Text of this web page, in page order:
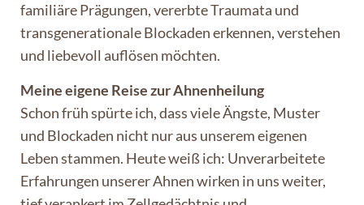
familiäre Prägungen, vererbte Traumata und
transgenerationale Blockaden erkennen, verstehen
und liebevoll auflösen möchten.
Meine eigene Reise zur Ahnenheilung
Schon früh spürte ich, dass viele Ängste, Muster
und Blockaden nicht nur aus unserem eigenen
Leben stammen. Heute weiß ich: Unverarbeitete
Erfahrungen unserer Ahnen wirken in uns weiter,